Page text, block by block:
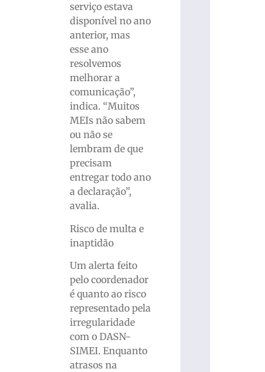
serviço estava
disponível no ano
anterior, mas
esse ano
resolvemos
melhorar a
comunicação”,
indica. “Muitos
MEIs não sabem
ou não se
lembram de que
precisam
entregar todo ano
a declaração”,
avalia.
Risco de multa e
inaptidão
Um alerta feito
pelo coordenador
é quanto ao risco
representado pela
irregularidade
com o DASN-
SIMEI. Enquanto
atrasos na